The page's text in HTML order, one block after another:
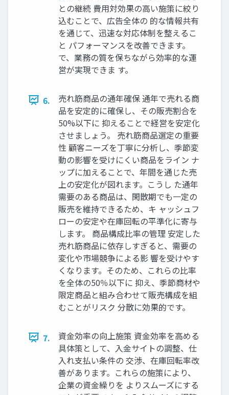
との継続 費用対効果の高い施策に絞り
込むことで、広告全体の 的な情報共有
を通じて、迅速な対応体制を整えるこ
と パフォーマンスを改善できます。
で、業務の質を保ちながら効率的な運
営が実現できま す。
6.
売れ筋商品の通年確保 通年で売れる商
品を安定的に確保し、その販売割合を
50%以下に 抑えることで経営を安定化
させましょう。 売れ筋商品選定の重要
性 顧客ニーズを丁寧に分析し、季節変
動の影響を受けにくい商品をライン ナ
ップに加えることで、年間を通じた売
上の安定化が図れます。こうし た通年
需要のある商品は、閑散期でも一定の
販売を維持できるため、キ ャッシュフ
ローの安定や在庫回転の平準化に寄与
します。 商品構成比率の管理 安定した
売れ筋商品に依存しすぎると、需要の
変化や市場競争による影 響を受けやす
くなります。そのため、これらの比率
を全体の50％以下に 抑え、季節商材や
限定商品と組み合わせて販売構成を組
むことがリスク 分散に効果的です。
7.
資金効率の向上施策 資金効率を高める
具体策として、入金サイトの調整、仕
入れ支払い条件の 交渉、在庫回転率改
善があります。これらの施策により、
企業の資金繰りを よりスムーズにする